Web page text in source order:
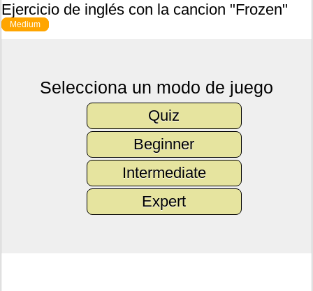
Ejercicio de inglés con la cancion "Frozen"
Medium
Selecciona un modo de juego
Quiz
Beginner
Intermediate
Expert